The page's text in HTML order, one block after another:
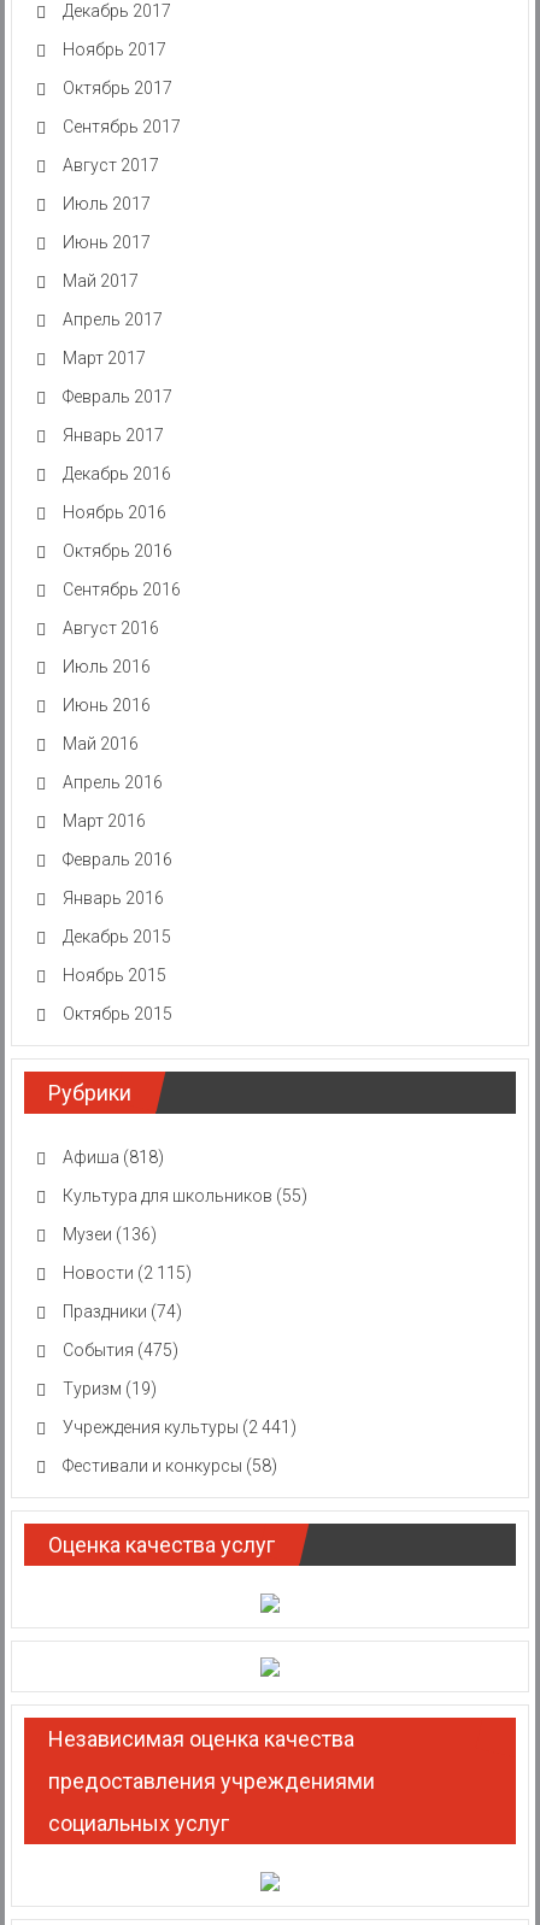
Декабрь 2017
Ноябрь 2017
Октябрь 2017
Сентябрь 2017
Август 2017
Июль 2017
Июнь 2017
Май 2017
Апрель 2017
Март 2017
Февраль 2017
Январь 2017
Декабрь 2016
Ноябрь 2016
Октябрь 2016
Сентябрь 2016
Август 2016
Июль 2016
Июнь 2016
Май 2016
Апрель 2016
Март 2016
Февраль 2016
Январь 2016
Декабрь 2015
Ноябрь 2015
Октябрь 2015
Рубрики
Афиша (818)
Культура для школьников (55)
Музеи (136)
Новости (2 115)
Праздники (74)
События (475)
Туризм (19)
Учреждения культуры (2 441)
Фестивали и конкурсы (58)
Оценка качества услуг
Независимая оценка качества
предоставления учреждениями
социальных услуг